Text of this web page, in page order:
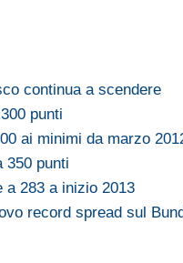
continua a scendere
punti
ai minimi da marzo
350 punti
a 283 a inizio 2013
record spread sul